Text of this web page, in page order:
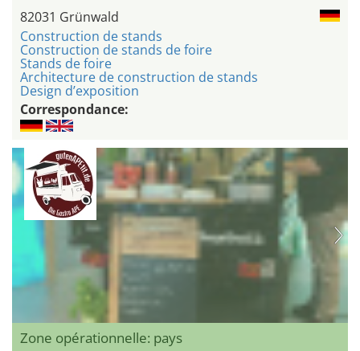
82031 Grünwald
Construction de stands
Construction de stands de foire
Stands de foire
Architecture de construction de stands
Design d’exposition
Correspondance:
Zone opérationnelle: pays